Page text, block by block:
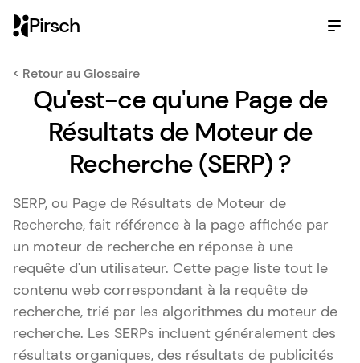
Pirsch
< Retour au Glossaire
Qu'est-ce qu'une Page de
Résultats de Moteur de
Recherche (SERP) ?
SERP, ou Page de Résultats de Moteur de
Recherche, fait référence à la page affichée par
un moteur de recherche en réponse à une
requête d'un utilisateur. Cette page liste tout le
contenu web correspondant à la requête de
recherche, trié par les algorithmes du moteur de
recherche. Les SERPs incluent généralement des
résultats organiques, des résultats de publicités